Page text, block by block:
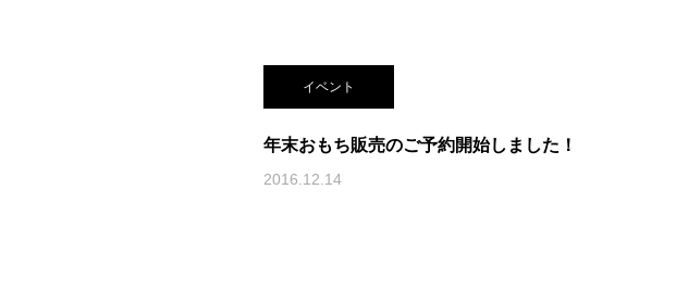
イベント
年末おもち販売のご予約開始しました！
2016.12.14